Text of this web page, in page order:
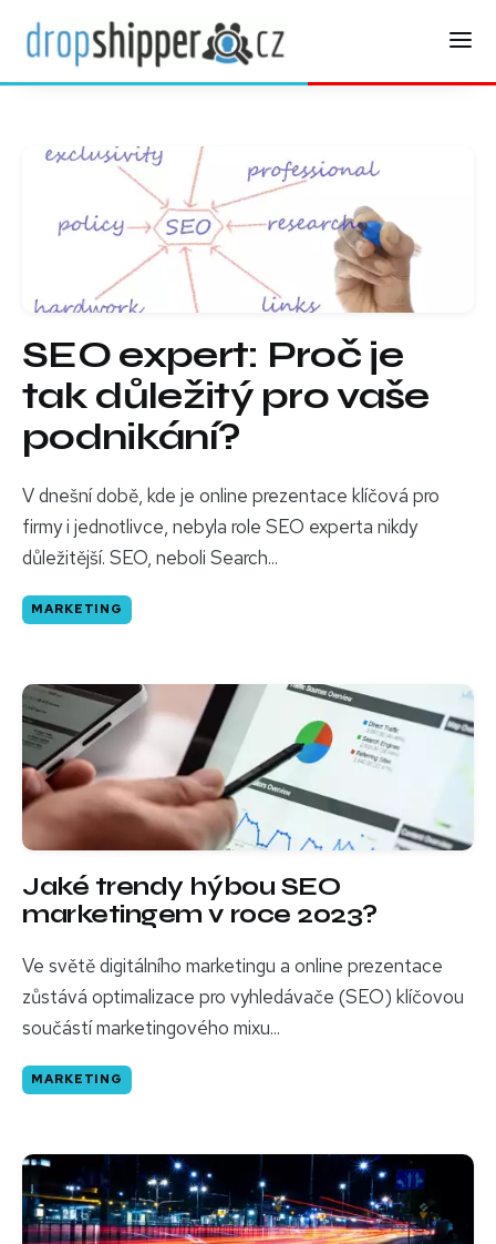
SEO expert: Proč je
tak důležitý pro vaše
podnikání?
V dnešní době, kde je online prezentace klíčová pro
firmy i jednotlivce, nebyla role SEO experta nikdy
důležitější. SEO, neboli Search...
MARKETING
Jaké trendy hýbou SEO
marketingem v roce 2023?
Ve světě digitálního marketingu a online prezentace
zůstává optimalizace pro vyhledávače (SEO) klíčovou
součástí marketingového mixu...
MARKETING